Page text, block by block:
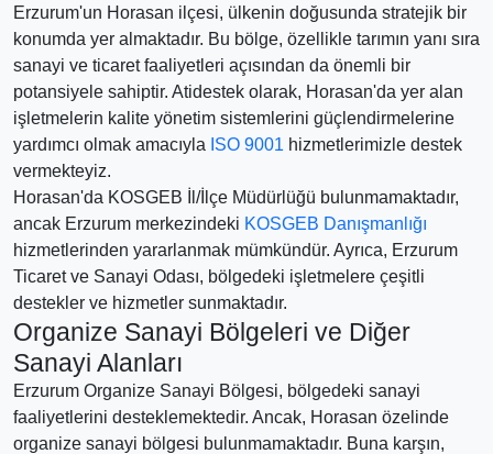
Erzurum'un Horasan ilçesi, ülkenin doğusunda stratejik bir
konumda yer almaktadır. Bu bölge, özellikle tarımın yanı sıra
sanayi ve ticaret faaliyetleri açısından da önemli bir
potansiyele sahiptir. Atidestek olarak, Horasan'da yer alan
işletmelerin kalite yönetim sistemlerini güçlendirmelerine
yardımcı olmak amacıyla ISO 9001 hizmetlerimizle destek
vermekteyiz.
Horasan'da KOSGEB İl/İlçe Müdürlüğü bulunmamaktadır,
ancak Erzurum merkezindeki KOSGEB Danışmanlığı
hizmetlerinden yararlanmak mümkündür. Ayrıca, Erzurum
Ticaret ve Sanayi Odası, bölgedeki işletmelere çeşitli
destekler ve hizmetler sunmaktadır.
Organize Sanayi Bölgeleri ve Diğer
Sanayi Alanları
Erzurum Organize Sanayi Bölgesi, bölgedeki sanayi
faaliyetlerini desteklemektedir. Ancak, Horasan özelinde
organize sanayi bölgesi bulunmamaktadır. Buna karşın,